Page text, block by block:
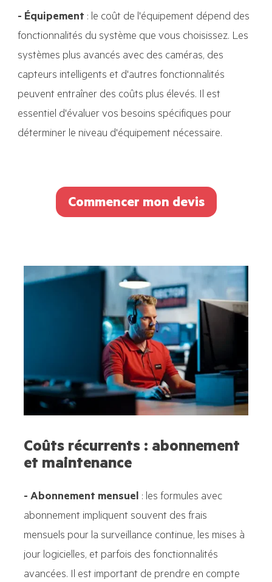
- Équipement : le coût de l'équipement dépend des
fonctionnalités du système que vous choisissez. Les
systèmes plus avancés avec des caméras, des
capteurs intelligents et d'autres fonctionnalités
peuvent entraîner des coûts plus élevés. Il est
essentiel d'évaluer vos besoins spécifiques pour
déterminer le niveau d'équipement nécessaire.
Commencer mon devis
Coûts récurrents : abonnement
et maintenance
- Abonnement mensuel : les formules avec
abonnement impliquent souvent des frais
mensuels pour la surveillance continue, les mises à
jour logicielles, et parfois des fonctionnalités
avancées. Il est important de prendre en compte